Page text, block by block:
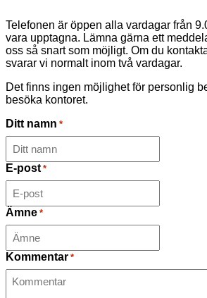
Telefonen är öppen alla vardagar från
vara upptagna. Lämna gärna ett
oss så snart som möjligt. Om du
svarar vi normalt inom två vardagar.
Det finns ingen möjlighet för personlig
besöka kontoret.
Ditt namn *
E-post *
Ämne *
Kommentar *